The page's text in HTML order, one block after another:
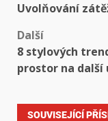
Uvolňování
Další
8 stylových
prostor na další
SOUVISEJÍCÍ